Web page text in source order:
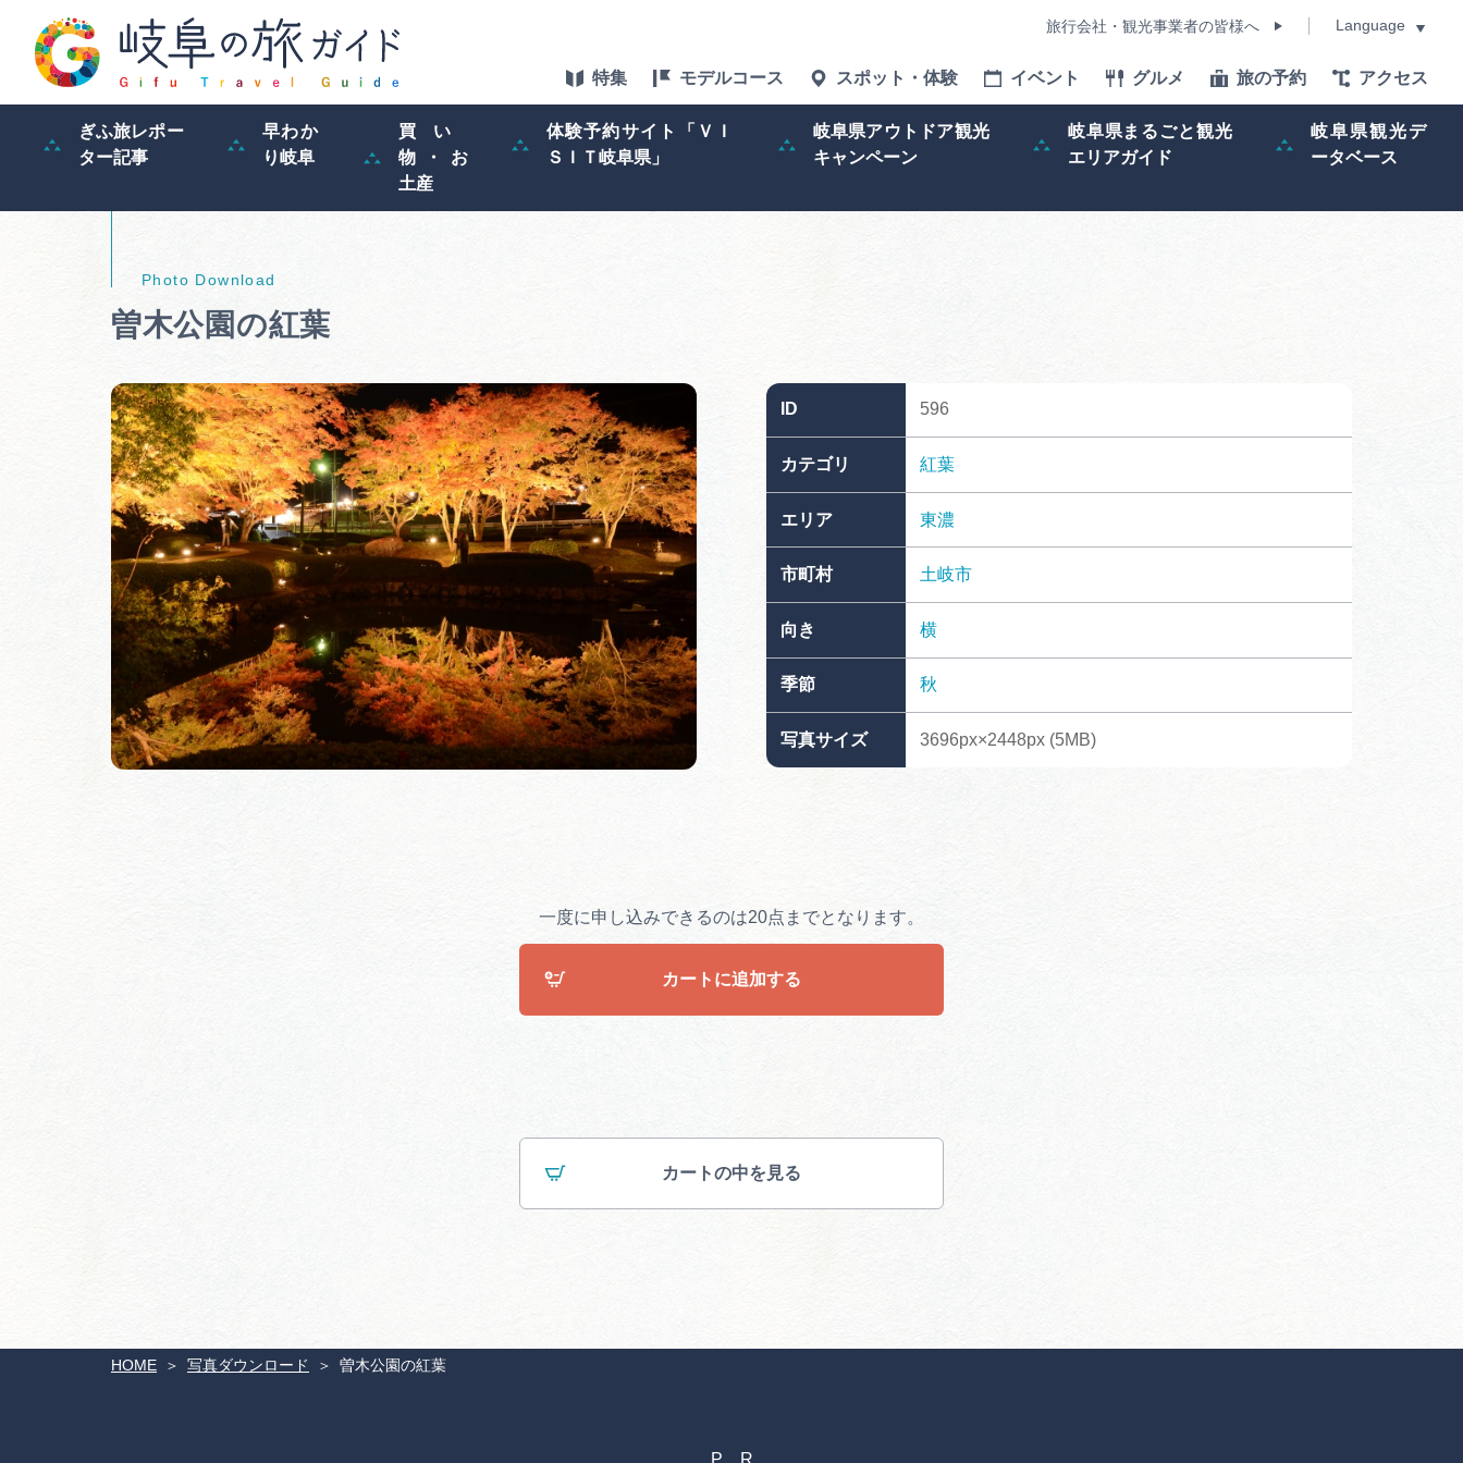
旅行会社・観光事業者の皆様へ Language
特集 モデルコース スポット・体験 イベント グルメ 旅の予約 アクセス
ぎふ旅レポー
ター記事
早わか
り岐阜
買い
物・お
土産
体験予約サイト「ＶＩ
ＳＩＴ岐阜県」
岐阜県アウトドア観光
キャンペーン
岐阜県まるごと観光
エリアガイド
岐阜県観光デ
ータベース
岐阜県アウトドア観光キャン
ペーン
イド
岐阜県観光データベース
HOME 写真ダウンロード 曽木公園の紅葉
曽木公園の紅葉
ID 596
カテゴリ 紅葉
エリア 東濃
市町村 土岐市
向き 横
季節 秋
写真サイズ 3696px×2448px (5MB)
一度に申し込みできるのは20点までとなります。
カートに追加する
カートの中を見る